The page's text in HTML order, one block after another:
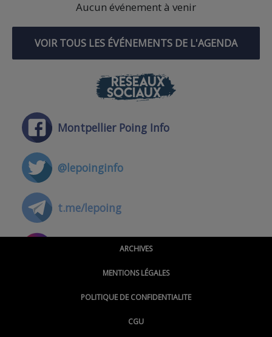
Aucun événement à venir
VOIR TOUS LES ÉVÉNEMENTS DE L'AGENDA
RÉSEAUX
SOCIAUX
Montpellier Poing Info
@lepoinginfo
t.me/lepoing
@montpellierpoinginfo
@LePoingMontpellier
ARCHIVES
MENTIONS LÉGALES
POLITIQUE DE CONFIDENTIALITE
CGU